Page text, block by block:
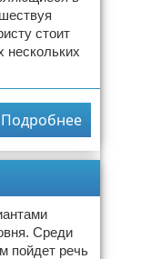
стоит
нескольких
Подробнее
Среди
пойдет речь